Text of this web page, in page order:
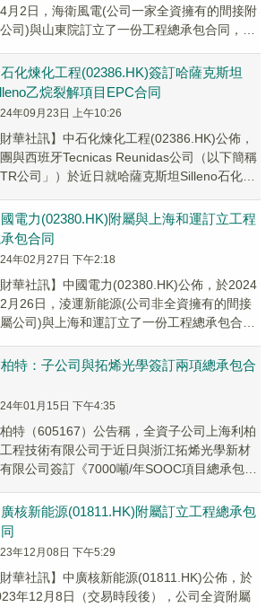
月2日，海衛風電(公司一家全資擁有的間接附
司)與山東院訂立了一份工程總承包合同，據
化煉化工程(02386.HK)簽訂哈薩克斯坦
乙烷裂解項目EPC合同
年09月23日 上午10:26
財華社訊】中石化煉化工程(02386.HK)公佈，
與西班牙Tecnicas Reunidas公司（以下簡稱
TR公司」）於近日就哈薩克斯坦Silleno石化綜
電力(02380.HK)附屬與上海和運訂立工程
包合同
年02月27日 下午2:18
財華社訊】中國電力(02380.HK)公佈，於2024
月26日，淩運新能源(公司非全資擁有的間接
公司)與上海和運訂立了一份工程總承包合
特：子公司與拓烯光學簽訂兩項總承包合
年01月15日 下午4:35
特（605167）公告稱，全資子公司上海利柏
程技術有限公司于近日與浙江拓烯光學新材
限公司簽訂《7000噸/年SOOC項目總承包合
核新能源(01811.HK)附屬訂立工程總承包
年12月08日 下午5:29
財華社訊】中廣核新能源(01811.HK)公佈，於
年12月8日（交易時段後），公司全資附屬